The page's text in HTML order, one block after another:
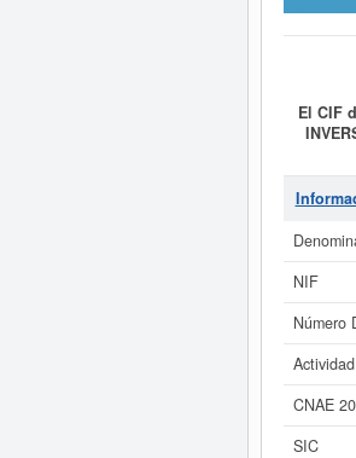
El CIF
mayor
Si
NIF
Número
CNAE
SIC